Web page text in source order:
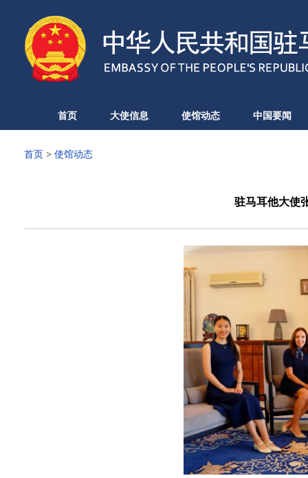
首页 大使信息 使馆动态 中国要闻
首页 > 使馆动态
驻马耳他大使